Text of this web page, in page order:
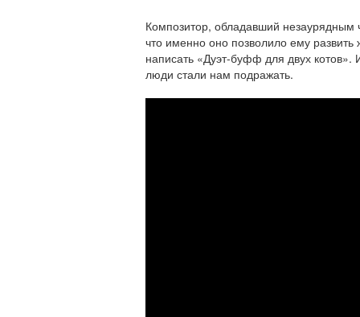
Композитор, обладавший
что именно оно позволило ему
написать «Дуэт-буфф для двух котов».
люди стали нам подражать.